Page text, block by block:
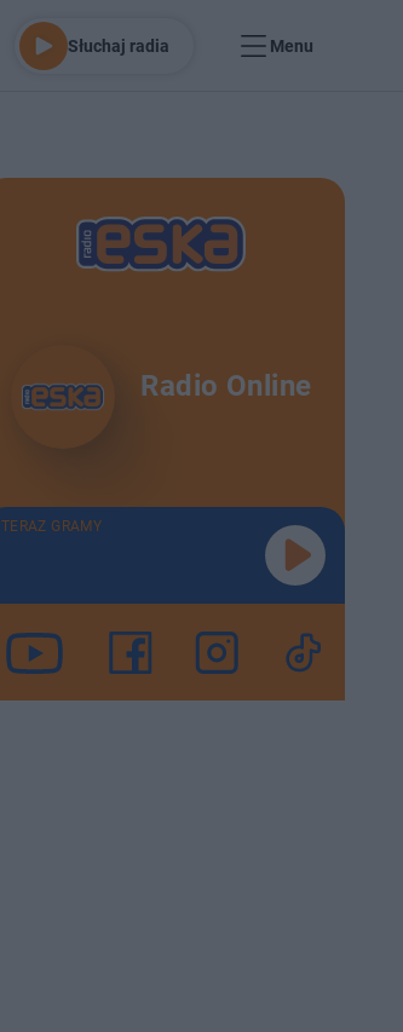
Słuchaj radia Menu
Radio Online
TERAZ GRAMY